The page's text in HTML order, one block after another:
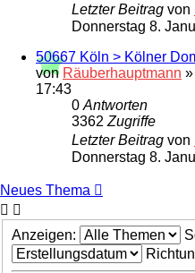
Letzter Beitrag von
Donnerstag 8.
50667 Köln > Kölner
von Räuberhauptmann »
17:43
0 Antworten
3362 Zugriffe
Letzter Beitrag von
Donnerstag 8.
Neues Thema
Anzeigen: